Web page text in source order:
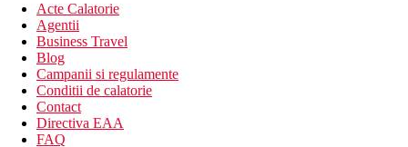
Acte Calatorie
Agentii
Business Travel
Blog
Campanii si regulamente
Conditii de calatorie
Contact
Directiva EAA
FAQ